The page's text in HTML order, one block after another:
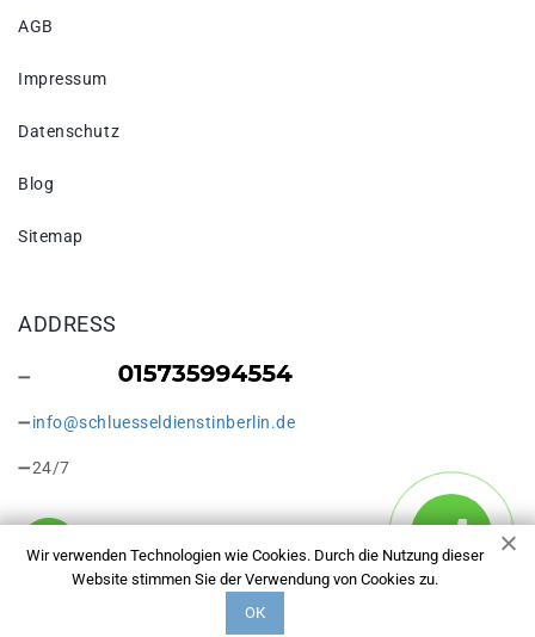
Wir verwenden Technologien wie Cookies. Durch die Nutzung dieser
Website stimmen Sie der Verwendung von Cookies zu.
ОК
AGB
Impressum
Datenschutz
Blog
Sitemap
ADDRESS
info@schluesseldienstinberlin.de
24/7
Copyright © 2026 Schlüsseldienst in Berlin Lübars. Alle Rechte